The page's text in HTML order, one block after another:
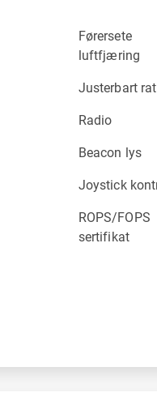
Førersete
luftfjæring
Justerbart
Radio
Beacon lys
Joystick
ROPS/FOPS
sertifikat